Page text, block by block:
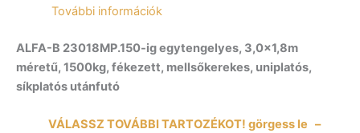
További információk
ALFA-B 23018MP.150-ig egytengelyes, 3,0×1,8m
méretű, 1500kg, fékezett, mellsőkerekes, uniplatós,
síkplatós utánfutó
VÁLASSZ TOVÁBBI TARTOZÉKOT! görgess le –